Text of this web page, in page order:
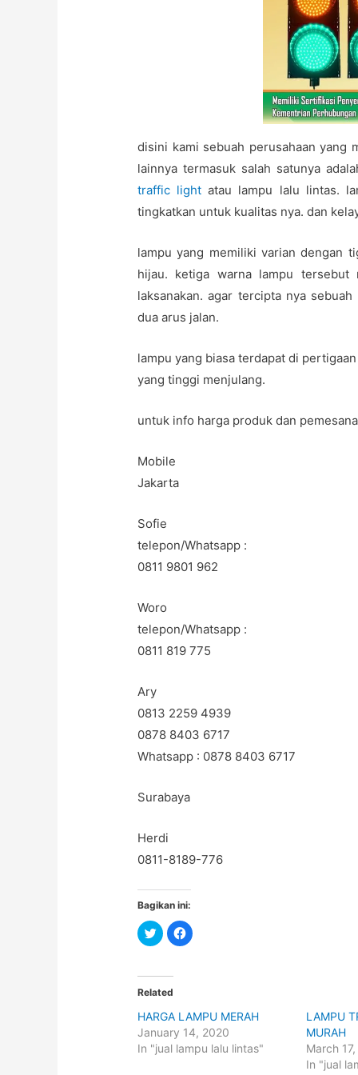
disini kami sebuah perusahaan yang
lainnya termasuk salah satunya
traffic light atau lampu lalu lintas.
tingkatkan untuk kualitas nya. dan
lampu yang memiliki varian dengan
hijau. ketiga warna lampu
laksanakan. agar tercipta nya
dua arus jalan.
lampu yang biasa terdapat di
yang tinggi menjulang.
untuk info harga produk dan
Mobile
Jakarta
Sofie
telepon/Whatsapp :
0811 9801 962
Woro
telepon/Whatsapp :
0811 819 775
Ary
0813 2259 4939
0878 8403 6717
Whatsapp : 0878 8403 6717
Surabaya
Herdi
0811-8189-776
Bagikan ini:
C
l
t
o
s
a
e
o
n
C
l
a
e
o
n
Related
HARGA LAMPU MERAH
January 14, 2020
In "jual lampu lalu lintas"
LAMPU
MURAH
March
In "jual